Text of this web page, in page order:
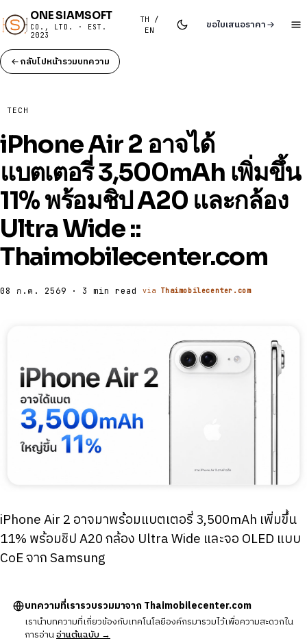
ONE SIAMSOFT
CO., LTD. · EST.
2023
TH /
EN
ขอใบเสนอราคา
กลับไปหน้ารวมบทความ
TECH
iPhone Air 2 อาจได้
แบตเตอรี่ 3,500mAh เพิ่มขึ้น
11% พร้อมชิป A20 และกล้อง
Ultra Wide ::
Thaimobilecenter.com
08 ก.ค. 2569 · 3 min read via Thaimobilecenter.com
iPhone Air 2 อาจมาพร้อมแบตเตอรี่ 3,500mAh เพิ่มขึ้น
11% พร้อมชิป A20 กล้อง Ultra Wide และจอ OLED แบบ
CoE จาก Samsung
บทความที่เรารวบรวมมาจาก Thaimobilecenter.com
เรานำบทความที่เกี่ยวข้องกับเทคโนโลยีองค์กรมารวมไว้เพื่อความสะดวกใน
การอ่านอ่านต้นฉบับ →